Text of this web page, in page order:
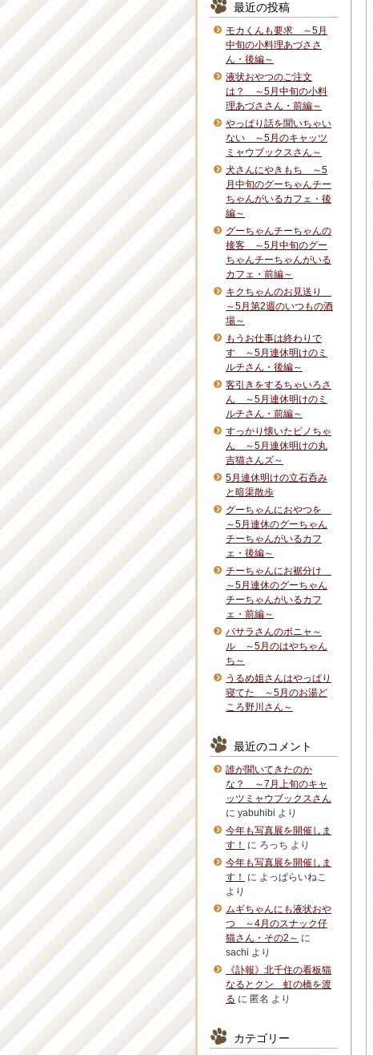
最近の投稿
モカくんも要求 ～5月
中旬の小料理あづささ
ん・後編～
液状おやつのご注文
は？ ～5月中旬の小料
理あづささん・前編～
やっぱり話を聞いちゃい
ない ～5月のキャッツ
ミャウブックスさん～
犬さんにやきもち ～5
月中旬のグーちゃんチー
ちゃんがいるカフェ・後
編～
グーちゃんチーちゃんの
接客 ～5月中旬のグー
ちゃんチーちゃんがいる
カフェ・前編～
キクちゃんのお見送り
～5月第2週のいつもの酒
場～
もうお仕事は終わりで
す ～5月連休明けのミ
ルチさん・後編～
客引きをするちゃいろさ
ん ～5月連休明けのミ
ルチさん・前編～
すっかり懐いたピノちゃ
ん ～5月連休明けの丸
吉猫さんズ～
5月連休明けの立石呑み
と暗渠散歩
グーちゃんにおやつを
～5月連休のグーちゃん
チーちゃんがいるカフ
ェ・後編～
チーちゃんにお裾分け
～5月連休のグーちゃん
チーちゃんがいるカフ
ェ・前編～
バサラさんのボニャ～
ル ～5月のはやちゃん
ち～
うるめ姐さんはやっぱり
寝てた ～5月のお湯ど
ころ野川さん～
最近のコメント
誰が聞いてきたのか
な？ ～7月上旬のキャ
ッツミャウブックスさん
に yabuhibi より
今年も写真展を開催しま
す！
に ろっち より
今年も写真展を開催しま
す！
に よっぱらいねこ
より
ムギちゃんにも液状おや
つ ～4月のスナック仔
猫さん・その2～ に
sachi より
《訃報》北千住の看板猫
なるとクン 虹の橋を渡
る に 匿名 より
カテゴリー